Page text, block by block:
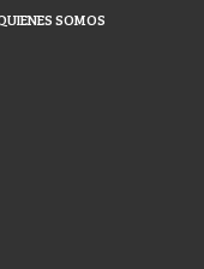
SOMOS